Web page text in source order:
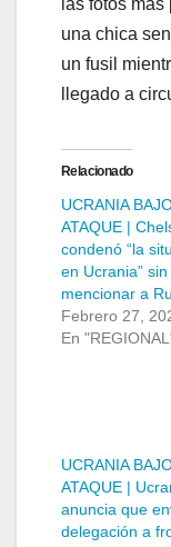
las fotos
una chica
un fusil
llegado a
Relacionado
UCRANIA
ATAQUE |
condenó “la
en Ucrania” sin
mencionar a
Febrero 27,
En
UCRANIA
ATAQUE |
anuncia que
delegación a